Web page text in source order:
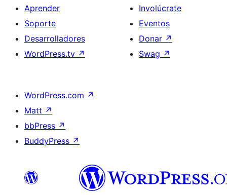
Aprender
Soporte
Desarrolladores
WordPress.tv ↗
Involúcrate
Eventos
Donar ↗
Swag ↗
WordPress.com ↗
Matt ↗
bbPress ↗
BuddyPress ↗